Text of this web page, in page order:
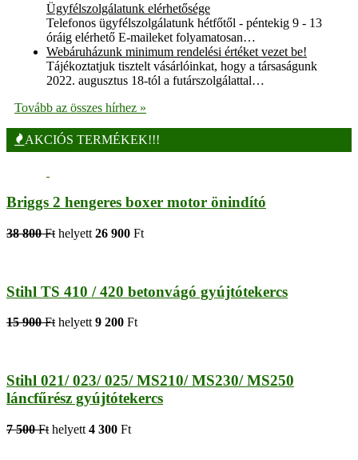
Ügyfélszolgálatunk elérhetősége
Telefonos ügyfélszolgálatunk hétfőtől - péntekig 9 - 13
óráig elérhető E-maileket folyamatosan…
Webáruházunk minimum rendelési értéket vezet be!
Tájékoztatjuk tisztelt vásárlóinkat, hogy a társaságunk
2022. augusztus 18-tól a futárszolgálattal…
Tovább az összes hírhez »
AKCIÓS TERMÉKEK!!!
Briggs 2 hengeres boxer motor önindító
38 800 Ft helyett 26 900 Ft
Stihl TS 410 / 420 betonvágó gyújtótekercs
15 900 Fthelyett9 200 Ft
Stihl 021/ 023/ 025/ MS210/ MS230/ MS250
láncfűrész gyújtótekercs
7 500 Ft helyett 4 300 Ft